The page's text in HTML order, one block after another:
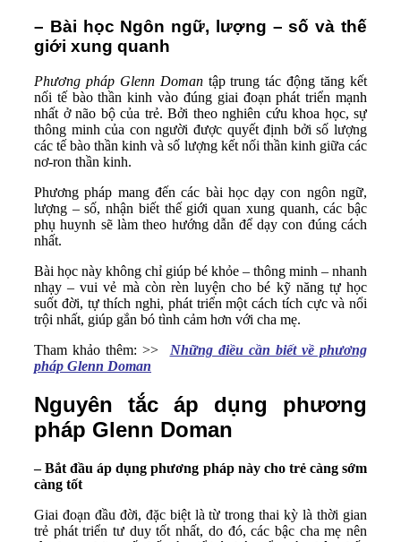
– Bài học Ngôn ngữ, lượng – số và thế
giới xung quanh
Phương pháp Glenn Domantập trung tác động tăng kết
nối tế bào thần kinh vào đúng giai đoạn phát triển mạnh
nhất ở não bộ của trẻ. Bởi theo nghiên cứu khoa học, sự
thông minh của con người được quyết định bởi số lượng
các tế bào thần kinh và số lượng kết nối thần kinh giữa các
nơ-ron thần kinh.
Phương pháp mang đến các bài học dạy con ngôn ngữ,
lượng – số, nhận biết thế giới quan xung quanh, các bậc
phụ huynh sẽ làm theo hướng dẫn để dạy con đúng cách
nhất.
Bài học này không chỉ giúp bé khỏe – thông minh – nhanh
nhạy – vui vẻ mà còn rèn luyện cho bé kỹ năng tự học
suốt đời, tự thích nghi, phát triển một cách tích cực và nổi
trội nhất, giúp gắn bó tình cảm hơn với cha mẹ.
Tham khảo thêm: >> Những điều cần biết về phương
pháp Glenn Doman
Nguyên tắc áp dụng phương
pháp Glenn Doman
– Bắt đầu áp dụng phương pháp này cho trẻ càng sớm
càng tốt
Giai đoạn đầu đời, đặc biệt là từ trong thai kỳ là thời gian
trẻ phát triển tư duy tốt nhất, do đó, các bậc cha mẹ nên